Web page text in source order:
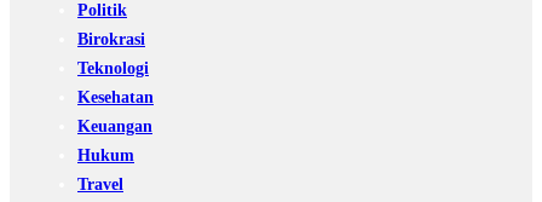
Politik
Birokrasi
Teknologi
Kesehatan
Keuangan
Hukum
Travel